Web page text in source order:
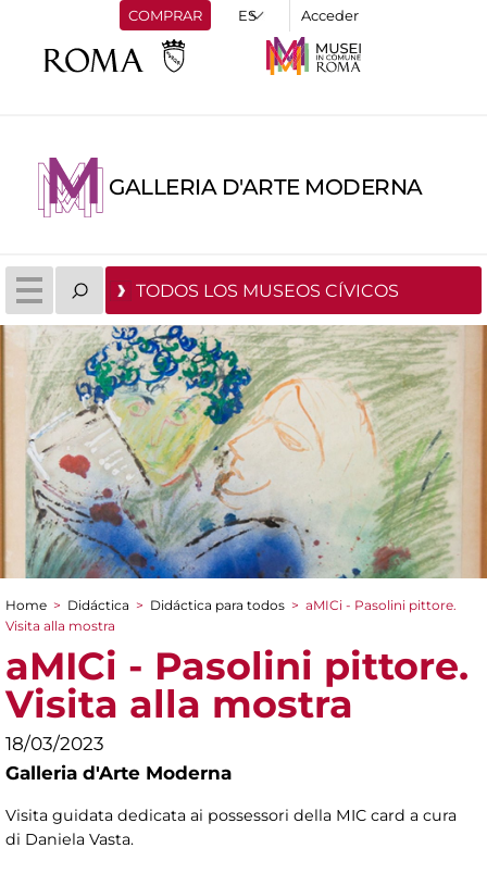
COMPRAR Acceder
GALLERIA D'ARTE MODERNA
TODOS LOS MUSEOS CÍVICOS
You are here
Home > Didáctica > Didáctica para todos > aMICi - Pasolini pittore.
Visita alla mostra
aMICi - Pasolini pittore.
Visita alla mostra
18/03/2023
Galleria d'Arte Moderna
Visita guidata dedicata ai possessori della MIC card a cura
di Daniela Vasta.